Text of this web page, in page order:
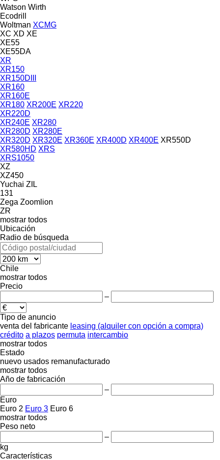
Watson Wirth
Ecodrill
Woltman XCMG
XC XD XE
XE55
XE55DA
XR
XR150
XR150DIII
XR160
XR160E
XR180 XR200E XR220
XR220D
XR240E XR280
XR280D XR280E
XR320D XR320E XR360E XR400D XR400E XR550D
XR580HD XRS
XRS1050
XZ
XZ450
Yuchai ZIL
131
Zega Zoomlion
ZR
mostrar todos
Ubicación
Radio de búsqueda
Chile
mostrar todos
Precio
–
Tipo de anuncio
venta del fabricante leasing (alquiler con opción a compra)
crédito a plazos permuta intercambio
mostrar todos
Estado
nuevo usados remanufacturado
mostrar todos
Año de fabricación
–
Euro
Euro 2 Euro 3 Euro 6
mostrar todos
Peso neto
–
kg
Características